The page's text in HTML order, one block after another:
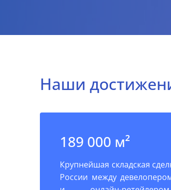
Наши
189 000 м²
Крупнейшая складская
России между